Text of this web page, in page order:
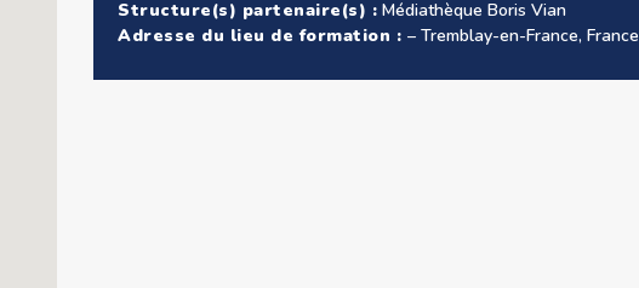
Structure(s) partenaire(s) : Médiathèque Boris Vian
Adresse du lieu de formation : – Tremblay-en-France, France